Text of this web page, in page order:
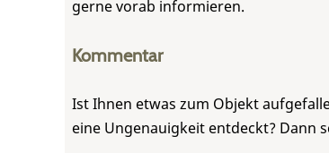
gerne vorab informieren.
Kommentar
Ist Ihnen etwas zum Objekt
eine Ungenauigkeit entdeckt? Dann